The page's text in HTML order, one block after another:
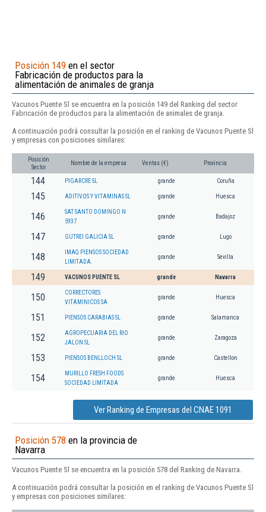
Posición 149 en el sector
Fabricación de productos para la
alimentación de animales de granja
Vacunos Puente Sl se encuentra en la posición 149 del Ranking del sector
Fabricación de productos para la alimentación de animales de granja.
A continuación podrá consultar la posición en el ranking de Vacunos Puente Sl
y empresas con posiciones similares:
Posición
Sector
Nombre de la empresa Ventas (€) Provincia
144 PIGARCRE SL grande Coruña
145 ADITIVOS Y VITAMINAS SL grande Huesca
146
SAT SANTO DOMINGO N
5937
grande Badajoz
147 GUTREI GALICIA SL grande Lugo
148
IMAQ PIENSOS SOCIEDAD
LIMITADA.
grande Sevilla
149 VACUNOS PUENTE SL grande Navarra
150
CORRECTORES
VITAMINICOS SA
grande Huesca
151 PIENSOS CARABIAS SL grande Salamanca
152
AGROPECUARIA DEL RIO
JALON SL
grande Zaragoza
153 PIENSOS BENLLOCH SL grande Castellon
154
MURILLO FRESH FOODS
SOCIEDAD LIMITADA
grande Huesca
Ver Ranking de Empresas del CNAE 1091
Posición 578 en la provincia de
Navarra
Vacunos Puente Sl se encuentra en la posición 578 del Ranking de Navarra.
A continuación podrá consultar la posición en el ranking de Vacunos Puente Sl
y empresas con posiciones similares: